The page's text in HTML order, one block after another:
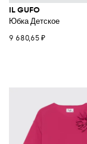
IL GUFO
Юбка Детское
9 680,65 ₽